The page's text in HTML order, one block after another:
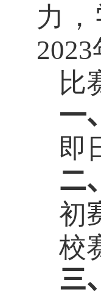
力，
2023
比
一
即
二、
初
校
三